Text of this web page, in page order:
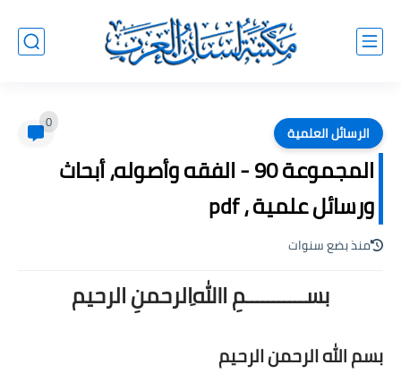
الرسائل العلمية 0
المجموعة 90 - الفقه وأصوله، أبحاث
ورسائل علمية ، pdf
منذ بضع سنوات
بســـــــــــمِ اﷲِالرحمنِ الرحيم
بسم الله الرحمن الرحيم